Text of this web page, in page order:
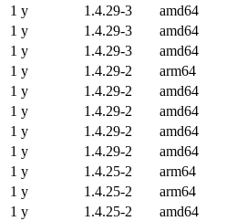
1 y
1.4.29-3 amd64
1 y
1.4.29-3 amd64
1 y
1.4.29-3 amd64
1 y
1.4.29-2 arm64
1 y
1.4.29-2 amd64
1 y
1.4.29-2 amd64
1 y
1.4.29-2 amd64
1 y
1.4.29-2 amd64
1 y
1.4.25-2 arm64
1 y
1.4.25-2 arm64
1 y
1.4.25-2 amd64